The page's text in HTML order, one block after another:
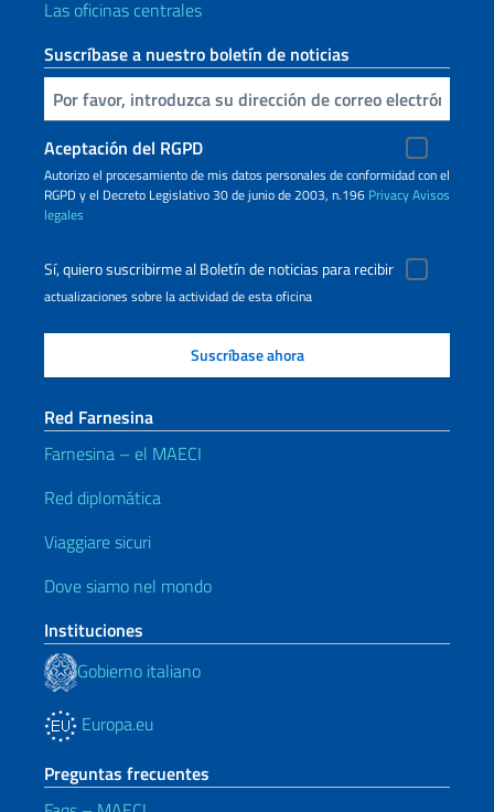
Las oficinas centrales
Suscríbase a nuestro boletín de noticias
Inserta tu correo electronico
Aceptación del RGPD
Autorizo ​​el procesamiento de mis datos personales de conformidad con el
RGPD y el Decreto Legislativo 30 de junio de 2003, n.196 PrivacyAvisos
legales
Sí, quiero suscribirme al Boletín de noticias para recibir
actualizaciones sobre la actividad de esta oficina
Red Farnesina
Farnesina – el MAECI
Red diplomática
Viaggiare sicuri
Dove siamo nel mondo
Instituciones
Gobierno italiano
Europa.eu
Preguntas frecuentes